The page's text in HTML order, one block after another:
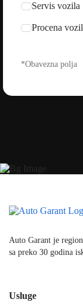
Servis vozila
Procena
Auto Garant je
sa preko 30 godina
Usluge